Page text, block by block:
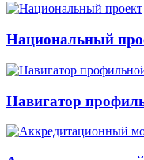
Национальный
Навигатор